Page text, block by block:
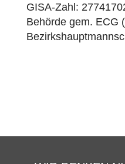
GISA-Zahl:
Behörde gem. ECG